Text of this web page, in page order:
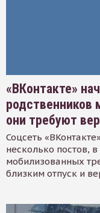
«ВКонтакте»
родственников
они требуют
Соцсеть
несколько постов,
мобилизованных
близким отпуск и